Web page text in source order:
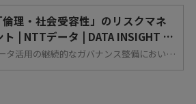
倫理・社会受容性」のリスクマネ
ト | NTTデータ | DATA INSIGHT |
ータ - NTT DATA
タ活用の継続的なガバナンス整備におい
の「倫理・社会受容性」のリスクに対応す